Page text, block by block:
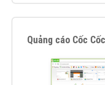
Quảng cáo Cốc Cốc